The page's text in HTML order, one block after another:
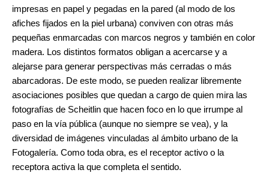
impresas en papel y pegadas en la pared (al modo de los
afiches fijados en la piel urbana) conviven con otras más
pequeñas enmarcadas con marcos negros y también en color
madera. Los distintos formatos obligan a acercarse y a
alejarse para generar perspectivas más cerradas o más
abarcadoras. De este modo, se pueden realizar libremente
asociaciones posibles que quedan a cargo de quien mira las
fotografías de Scheitlin que hacen foco en lo que irrumpe al
paso en la vía pública (aunque no siempre se vea), y la
diversidad de imágenes vinculadas al ámbito urbano de la
Fotogalería. Como toda obra, es el receptor activo o la
receptora activa la que completa el sentido.